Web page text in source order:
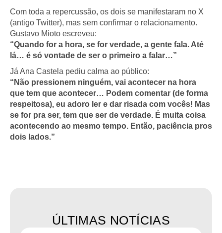
Com toda a repercussão, os dois se manifestaram no X
(antigo Twitter), mas sem confirmar o relacionamento.
Gustavo Mioto escreveu:
“Quando for a hora, se for verdade, a gente fala. Até
lá… é só vontade de ser o primeiro a falar…”
Já Ana Castela pediu calma ao público:
“Não pressionem ninguém, vai acontecer na hora
que tem que acontecer… Podem comentar (de forma
respeitosa), eu adoro ler e dar risada com vocês! Mas
se for pra ser, tem que ser de verdade. É muita coisa
acontecendo ao mesmo tempo. Então, paciência pros
dois lados.”
ÚLTIMAS NOTÍCIAS